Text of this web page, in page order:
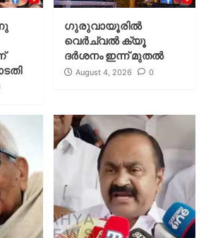
ഗുരുവായൂരില്‍
വെര്‍ച്വല്‍ ക്യൂ
ദര്‍ശനം ഇന്ന് മുതല്‍
August 4, 2026 0